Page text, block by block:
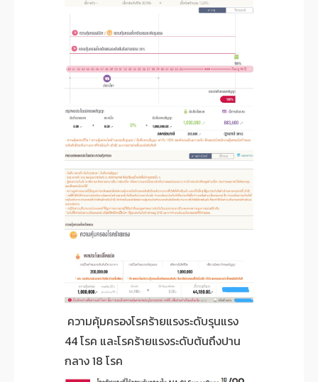
ความคุ้มครองโรคร้ายแรงระดับรุนแรง
44 โรค และโรคร้ายแรงระดับต้นถึงปาน
กลาง 18 โรค